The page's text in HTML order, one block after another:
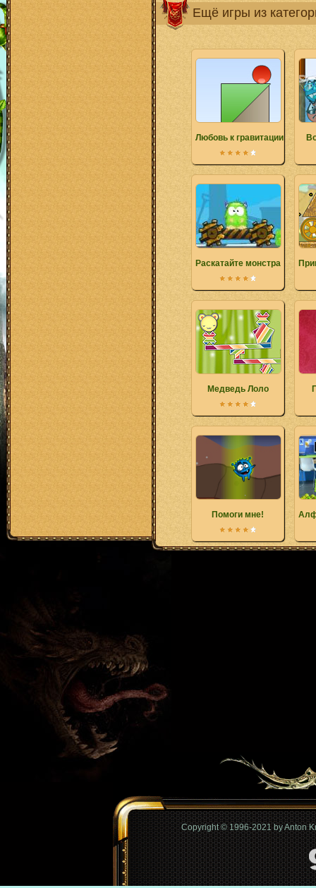
Ещё игры из
Любовь к гравитации
Раскатайте монстра
Медведь Лоло
Помоги мне!
Copyright © 1996-2021 by Anton